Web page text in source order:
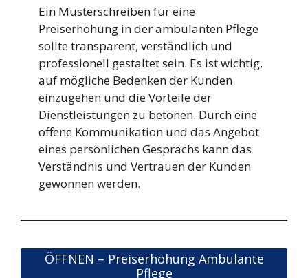
Ein Musterschreiben für eine
Preiserhöhung in der ambulanten Pflege
sollte transparent, verständlich und
professionell gestaltet sein. Es ist wichtig,
auf mögliche Bedenken der Kunden
einzugehen und die Vorteile der
Dienstleistungen zu betonen. Durch eine
offene Kommunikation und das Angebot
eines persönlichen Gesprächs kann das
Verständnis und Vertrauen der Kunden
gewonnen werden.
ÖFFNEN – Preiserhöhung Ambulante
Pflege